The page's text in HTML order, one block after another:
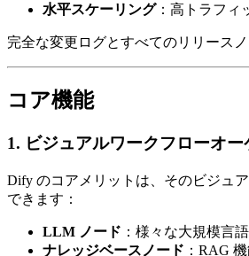
水平スケーリング：高トラフィ
完全な変更ログとすべてのリリースノ
コア機能
1. ビジュアルワークフローオ
Dify のコアメリットは、そのビジュ
できます：
LLM ノード ：様々な大規模言
ナレッジベースノード ：RAG